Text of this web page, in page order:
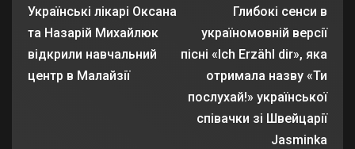
Українські лікарі Оксана
та Назарій Михайлюк
відкрили навчальний
центр в Малайзії
Глибокі сенси в
україномовній версії
пісні «Ich Erzähl dir», яка
отримала назву «Ти
послухай!» української
співачки зі Швейцарії
Jasminka